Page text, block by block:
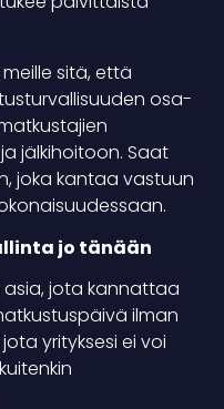
sitä, että
osa-
jälkihoitoon. Saat
joka kantaa vastuun
jo tänään
asia, jota kannattaa
ilman
yrityksesi ei voi